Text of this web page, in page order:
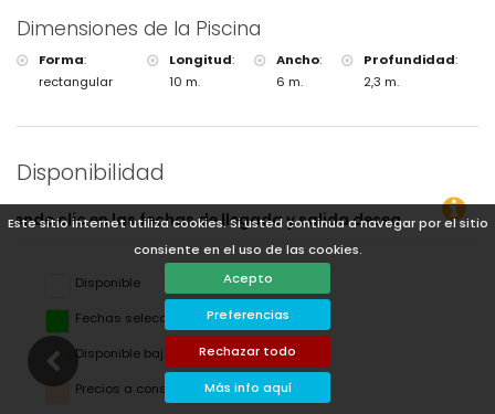
Este sitio internet utiliza cookies. Si usted continua a navegar por el sitio
consiente en el uso de las cookies.
Acepto
Preferencias
Rechazar todo
Más info aquí
Dimensiones de la Piscina
Forma:
rectangular
Longitud:
10 m.
Ancho:
6 m.
Profundidad:
2,3 m.
Disponibilidad
Disponible
Fechas seleccionadas
Disponible bajo petición
Precios a consultar